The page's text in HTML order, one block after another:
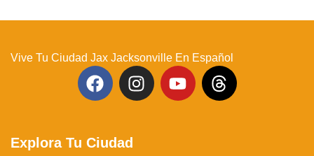
Vive Tu Ciudad Jax Jacksonville En Español
Explora Tu Ciudad